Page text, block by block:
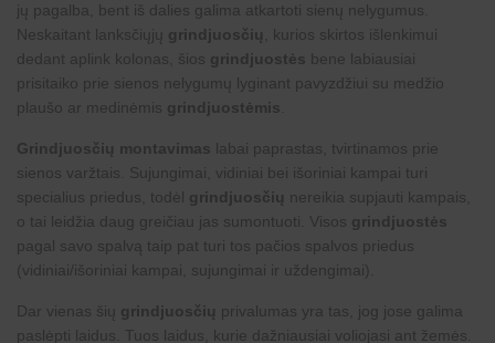
jų pagalba, bent iš dalies galima atkartoti sienų nelygumus.
Neskaitant lanksčiųjų grindjuosčių
, kurios skirtos išlenkimui
dedant aplink kolonas, šios grindjuostės bene labiausiai
prisitaiko prie sienos nelygumų lyginant pavyzdžiui su medžio
plaušo ar medinėmis grindjuostėmis
Grindjuosčių montavimas labai paprastas, tvirtinamos prie
sienos varžtais. Sujungimai, vidiniai bei išoriniai kampai turi
specialius priedus, todėl grindjuosčių nereikia supjauti kampais,
o tai leidžia daug greičiau jas sumontuoti. Visos grindjuostės
pagal savo spalvą taip pat turi tos pačios spalvos priedus
(vidiniai/išoriniai kampai, sujungimai ir uždengimai).
Dar vienas šių grindjuosčių privalumas yra tas, jog jose galima
paslėpti laidus. Tuos laidus, kurie dažniausiai voliojasi ant žemės.